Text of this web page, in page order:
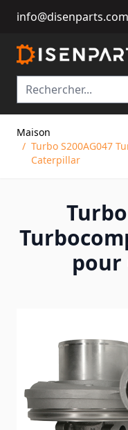
info@disenparts.com
Maison
/ Turbo S200AG047
Caterpillar
pour